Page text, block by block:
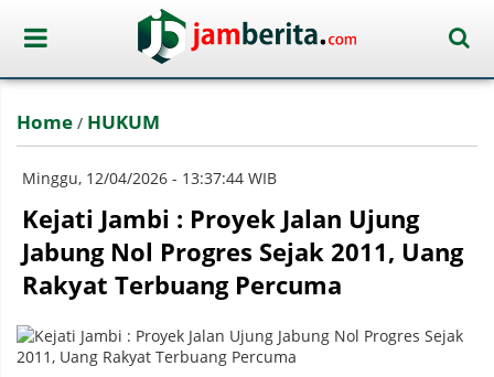
Home / HUKUM
Minggu, 12/04/2026 - 13:37:44 WIB
Kejati Jambi : Proyek Jalan Ujung
Jabung Nol Progres Sejak 2011, Uang
Rakyat Terbuang Percuma